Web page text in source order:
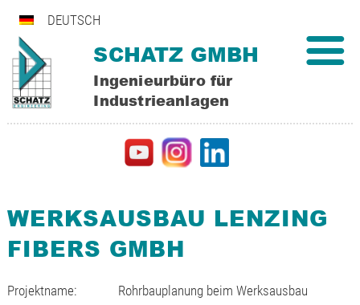
DEUTSCH
SCHATZ GMBH
Ingenieurbüro für
Industrieanlagen
WERKSAUSBAU LENZING
FIBERS GMBH
Projektname:
Rohrbauplanung beim Werksausbau